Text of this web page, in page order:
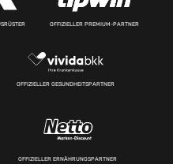
OFFIZIELLER PREMIUM-PARTNER
OFFIZIELLER GESUNDHEITSPARTNER
OFFIZIELLER ERNÄHRUNGSPARTNER